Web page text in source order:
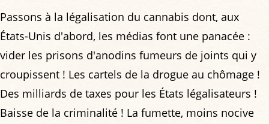
Passons à la légalisation du cannabis dont, aux
États-Unis d'abord, les médias font une panacée :
vider les prisons d'anodins fumeurs de joints qui y
croupissent ! Les cartels de la drogue au chômage !
Des milliards de taxes pour les États légalisateurs !
Baisse de la criminalité ! La fumette, moins nocive